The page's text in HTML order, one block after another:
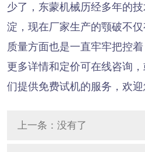
少了，东蒙机械历经多年的
淀，现在厂家生产的颚破不
质量方面也是一直牢牢把控
更多详情和定价可在线咨询
们提供免费试机的服务，欢
上一条：没有了